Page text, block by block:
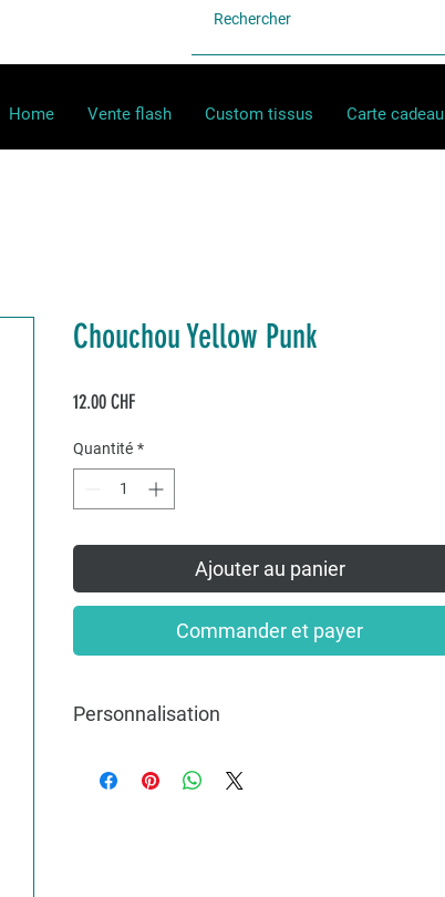
Home Vente flash Custom tissus Carte cadeau
Chouchou Yellow Punk
12.00 CHFPrix
Quantité *
Ajouter au panier
Commander et payer
Personnalisation
mesure, n’hésitez pas à me contacter par mail à